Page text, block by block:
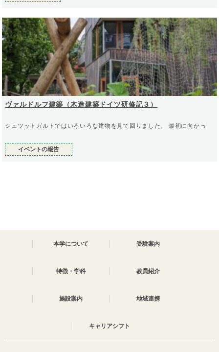
ヴァルドルフ建築（木造建築ドイツ研修記３）
シュツットガルトではいろいろな建物を見て回りました。 最初に向かっ
イベントの報告
本学について 受験案内
特徴・学科 教員紹介
施設案内 地域連携
キャリアシフト